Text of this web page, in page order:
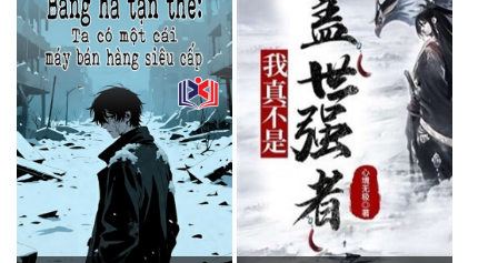
Đông Phương Huyền Huyễn
Đồng Nhân
Cẩu Đạo Trường Sinh
Ngự Thú
Truyện Nam